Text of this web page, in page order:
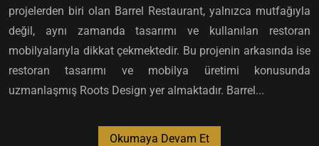
projelerden biri olan Barrel Restaurant, yalnızca mutfağıyla
değil, aynı zamanda tasarımı ve kullanılan restoran
mobilyalarıyla dikkat çekmektedir. Bu projenin arkasında ise
restoran tasarımı ve mobilya üretimi konusunda
uzmanlaşmış Roots Design yer almaktadır. Barrel...
Okumaya Devam Et